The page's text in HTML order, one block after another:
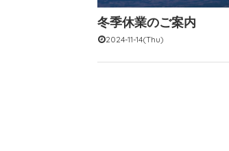
冬季休業のご案内
2024-11-14(Thu)